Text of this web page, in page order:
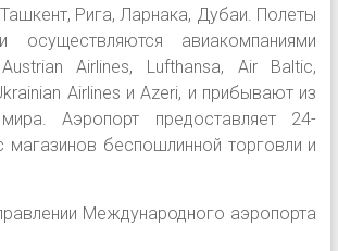
Рига, Ларнака, Дубаи. Полеты
осуществляются авиакомпаниями
Airlines, Lufthansa, Air Baltic,
Airlines и Azeri, и прибывают из
Аэропорт предоставляет 24-
магазинов беспошлинной торговли и
Международного аэропорта